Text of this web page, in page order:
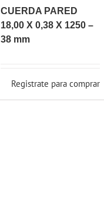
CUERDA PARED
18,00 X 0,38 X 1250 –
38 mm
Registrate para comprar